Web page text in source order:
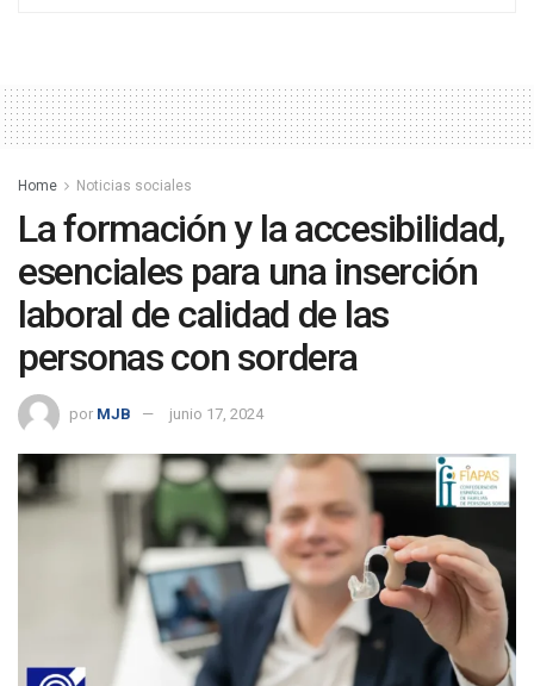
Home Noticias sociales
La formación y la accesibilidad,
esenciales para una inserción
laboral de calidad de las
personas con sordera
por MJB junio 17, 2024